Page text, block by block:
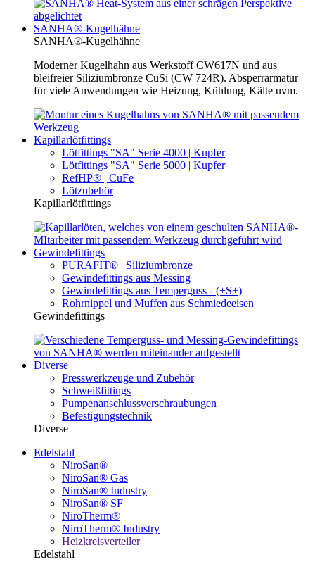
SANHA®-Kugelhähne
SANHA®-Kugelhähne
Moderner Kugelhahn aus Werkstoff CW617N und aus
bleifreier Siliziumbronze CuSi (CW 724R). Absperrarmatur
für viele Anwendungen wie Heizung, Kühlung, Kälte uvm.
Kapillarlötfittings
Lötfittings "SA" Serie 4000 | Kupfer
Lötfittings "SA" Serie 5000 | Kupfer
RefHP® | CuFe
Lötzubehör
Kapillarlötfittings
Gewindefittings
PURAFIT® | Siliziumbronze
Gewindefittings aus Messing
Gewindefittings aus Temperguss - (+S+)
Rohrnippel und Muffen aus Schmiedeeisen
Gewindefittings
Diverse
Presswerkzeuge und Zubehör
Schweißfittings
Pumpenanschlussverschraubungen
Befestigungstechnik
Diverse
Edelstahl
NiroSan®
NiroSan® Gas
NiroSan® Industry
NiroSan® SF
NiroTherm®
NiroTherm® Industry
Heizkreisverteiler
Edelstahl